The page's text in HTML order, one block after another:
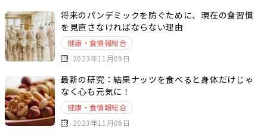
将来のパンデミックを防ぐために、現在の食習慣
を見直さなければならない理由
健康・食情報総合
2023年11月09日
最新の研究：結果ナッツを食べると身体だけじゃ
なく心も元気に！
健康・食情報総合
2023年11月06日